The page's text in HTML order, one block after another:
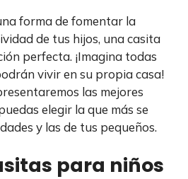
forma de fomentar la
de tus hijos, una casita
perfecta. ¡Imagina todas
vivir en su propia casa!
las mejores
elegir la que más se
y las de tus pequeños.
para niños